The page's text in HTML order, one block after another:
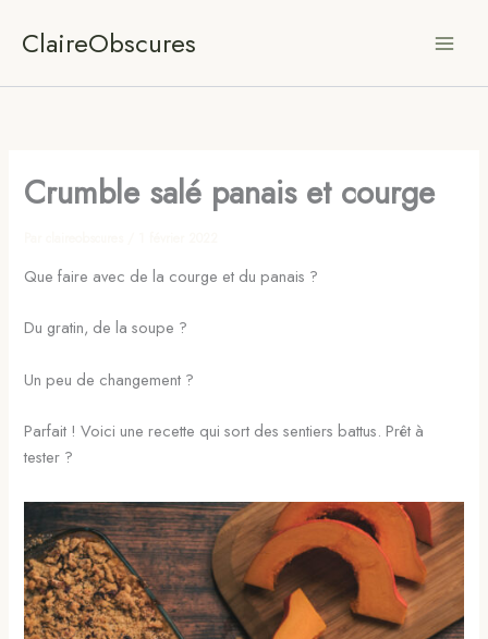
ClaireObscures
Crumble salé panais et courge
Que faire avec de la courge et du panais ?
Du gratin, de la soupe ?
Un peu de changement ?
Parfait ! Voici une recette qui sort des sentiers battus. Prêt à
tester ?